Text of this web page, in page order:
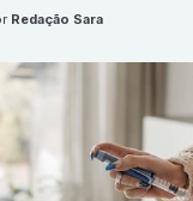
Redação Sara